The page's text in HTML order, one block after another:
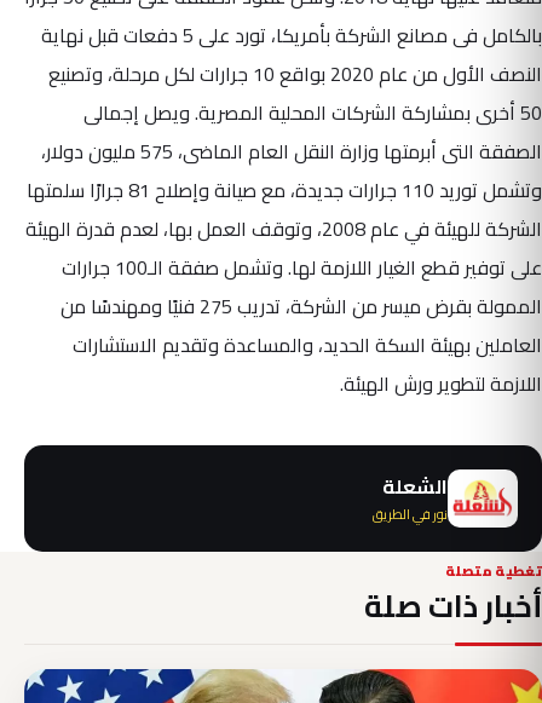
بالكامل فى مصانع الشركة بأمريكا، تورد على 5 دفعات قبل نهاية
النصف الأول من عام 2020 بواقع 10 جرارات لكل مرحلة، وتصنيع
50 أخرى بمشاركة الشركات المحلية المصرية. ويصل إجمالى
الصفقة التى أبرمتها وزارة النقل العام الماضى، 575 مليون دولار،
وتشمل توريد 110 جرارات جديدة، مع صيانة وإصلاح 81 جرارًا سلمتها
الشركة للهيئة في عام 2008، وتوقف العمل بها، لعدم قدرة الهيئة
على توفير قطع الغيار اللازمة لها. وتشمل صفقة الـ100 جرارات
الممولة بقرض ميسر من الشركة، تدريب 275 فنيًا ومهندسًا من
العاملين بهيئة السكة الحديد، والمساعدة وتقديم الاستشارات
اللازمة لتطوير ورش الهيئة. ​
الشعلة
نور في الطريق
تغطية متصلة
أخبار ذات صلة